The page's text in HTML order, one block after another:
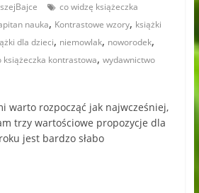
co widzę książeczka
nauka, Kontrastowe wzory, książki
dla dzieci, niemowlak, noworodek,
książeczka kontrastowa, wydawnictwo
warto rozpocząć jak najwcześniej,
trzy wartościowe propozycje dla
jest bardzo słabo